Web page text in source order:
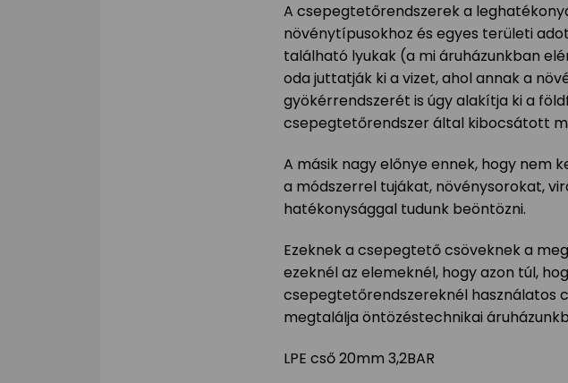
A csepegtetőrendszerek a
növénytípusokhoz és egyes területi
található lyukak (a mi áruházunkban
oda juttatják ki a vizet, ahol annak a
gyökérrendszerét is úgy alakítja ki a
csepegtetőrendszer által kibocsátott
A másik nagy előnye ennek, hogy nem
a módszerrel tujákat, növénysorokat,
hatékonysággal tudunk beöntözni.
Ezeknek a csepegtető csöveknek a
ezeknél az elemeknél, hogy azon túl,
csepegtetőrendszereknél használatos
megtalálja öntözéstechnikai
LPE cső 20mm 3,2BAR